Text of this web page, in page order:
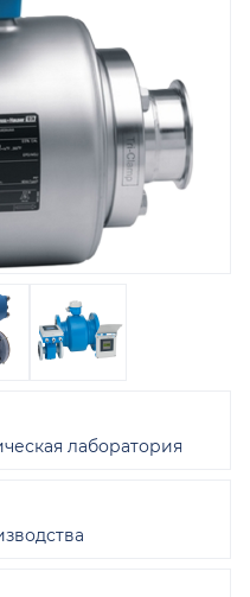
лаборатория